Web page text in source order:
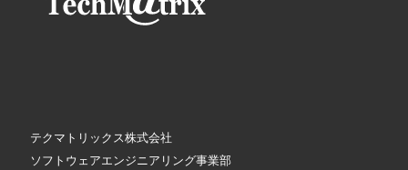
テクマトリックス株式会社
ソフトウェアエンジニアリング事業部